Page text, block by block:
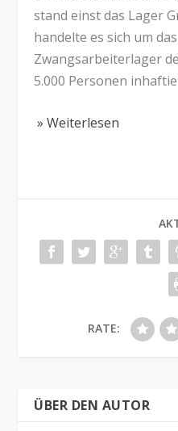
stand einst das Lager
handelte es sich um
Zwangsarbeiterlager
5.000 Personen
» Weiterlesen
RATE:
ÜBER DEN AUTOR